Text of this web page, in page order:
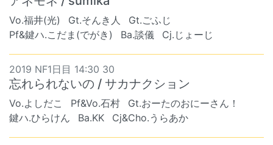
Vo.福井(光) Gt.そんき人
Gt.ごふじ
Pf&鍵ハ.こだま(でがき)
Ba.談儀 Cj.じょーじ
2019 NF1日目 14:30 30
忘れられないの / サカナクション
Vo.よしだこ Pf&Vo.石村
Gt.おーたのおにーさん！
鍵ハ.ひらけん
Ba.KK Cj&Cho.うらあか